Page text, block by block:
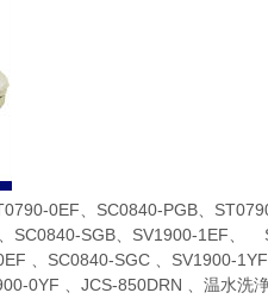
0EF、SC0840-PGB、
SC0840-SGB、SV1900-1EF、
、SC0840-SGC 、SV1900-
0YF 、JCS-850DRN 、温水洗